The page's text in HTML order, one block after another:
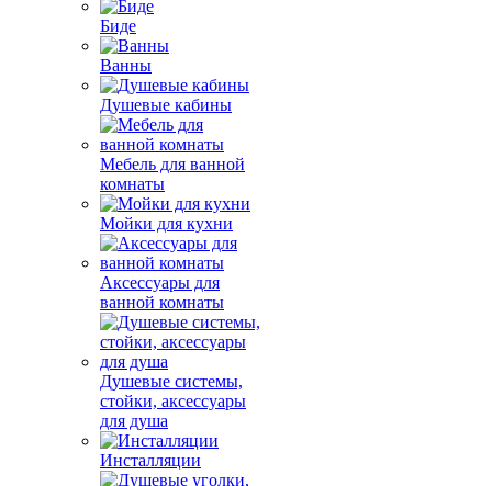
Биде
Ванны
Душевые кабины
Мебель для ванной
комнаты
Мойки для кухни
Аксессуары для
ванной комнаты
Душевые системы,
стойки, аксессуары
для душа
Инсталляции